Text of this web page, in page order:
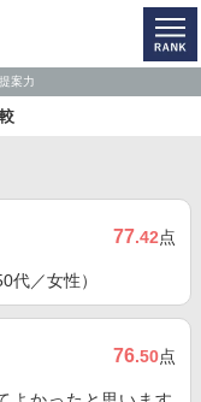
提案力
77.42点
代／女性）
76.50点